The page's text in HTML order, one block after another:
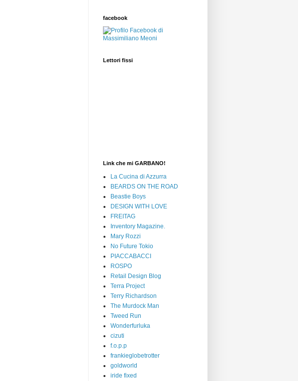
facebook
Lettori fissi
Link che mi GARBANO!
La Cucina di Azzurra
BEARDS ON THE ROAD
Beastie Boys
DESIGN WITH LOVE
FREITAG
Inventory Magazine.
Mary Rozzi
No Future Tokio
PIACCABACCI
ROSPO
Retail Design Blog
Terra Project
Terry Richardson
The Murdock Man
Tweed Run
Wonderfurluka
cizuti
f.o.p.p
frankieglobetrotter
goldworld
iride fixed